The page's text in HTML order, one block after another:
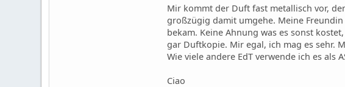
Mir kommt der Duft fast metallisch vor,
großzügig damit umgehe. Meine
bekam. Keine Ahnung was es sonst
gar Duftkopie. Mir egal, ich mag es sehr.
Wie viele andere EdT verwende ich es als
Ciao